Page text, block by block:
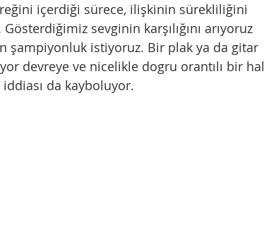
içerdiği sürece, ilişkinin sürekliliğini
sevginin karşılığını arıyoruz
şampiyonluk istiyoruz. Bir plak ya da gitar
devreye ve nicelikle dogru orantılı bir hal
iddiası da kayboluyor.